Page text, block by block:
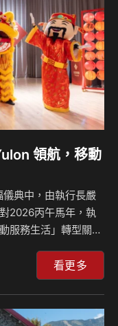
領航，移動
典中，由執行長嚴
2026丙午馬年，執
服務生活」轉型關鍵
汽車製造優勢，結
業價值鏈整合，打造
一年，裕隆集團發
營運的重點方向。
看更多